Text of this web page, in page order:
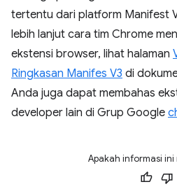
tertentu dari platform Manifest
lebih lanjut cara tim Chrome
ekstensi browser, lihat halaman
Ringkasan Manifes V3 di
Anda juga dapat membahas
developer lain di Grup Google
Apakah informasi ini